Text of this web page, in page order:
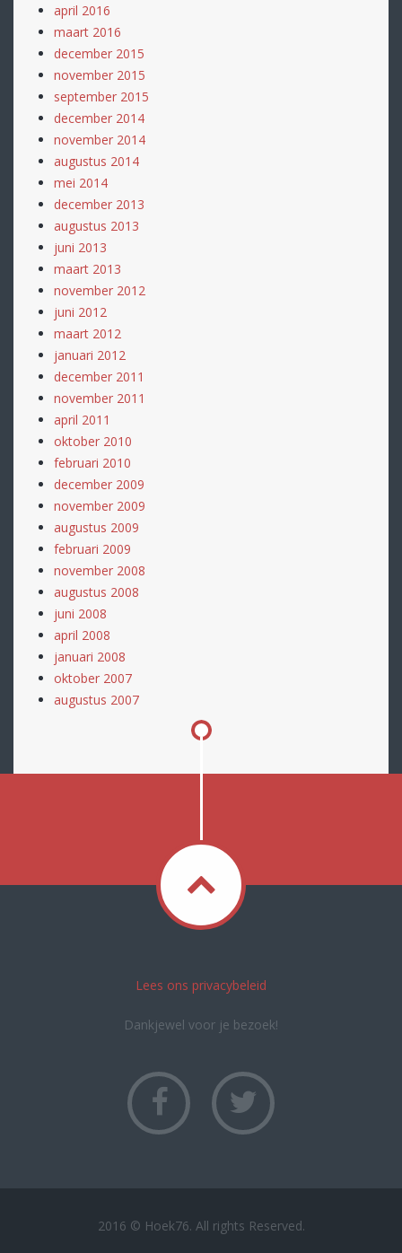
april 2016
maart 2016
december 2015
november 2015
september 2015
december 2014
november 2014
augustus 2014
mei 2014
december 2013
augustus 2013
juni 2013
maart 2013
november 2012
juni 2012
maart 2012
januari 2012
december 2011
november 2011
april 2011
oktober 2010
februari 2010
december 2009
november 2009
augustus 2009
februari 2009
november 2008
augustus 2008
juni 2008
april 2008
januari 2008
oktober 2007
augustus 2007
Lees ons privacybeleid
Dankjewel voor je bezoek!
2016 © Hoek76. All rights Reserved.